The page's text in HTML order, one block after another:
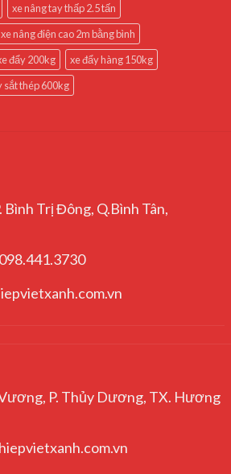
xe nâng tay thấp 2.5 tấn
xe nâng điện cao 2m bằng bình
đẩy 200kg
xe đẩy hàng 150kg
sắt thép 600kg
Bình Trị Đông, Q.Bình Tân,
P. Thủy Dương, TX. Hương